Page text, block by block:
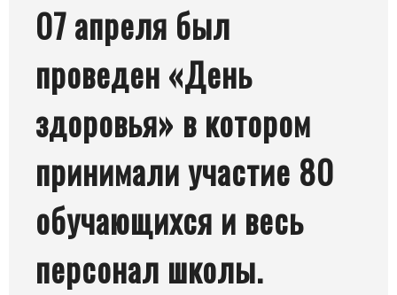
07 апреля был
проведен «День
здоровья» в котором
принимали участие 80
обучающихся и весь
персонал школы.